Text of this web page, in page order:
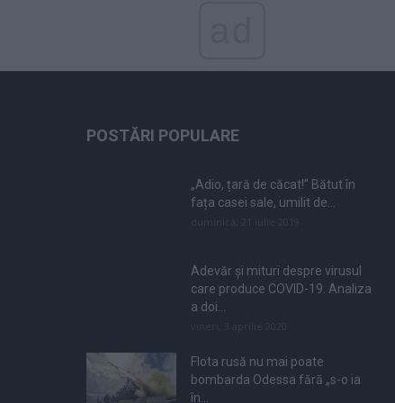
POSTĂRI POPULARE
„Adio, țară de căcat!” Bătut în
fața casei sale, umilit de...
Adevăr și mituri despre virusul
care produce COVID-19. Analiza
a doi...
Flota rusă nu mai poate
bombarda Odessa fără „s-o ia
în...